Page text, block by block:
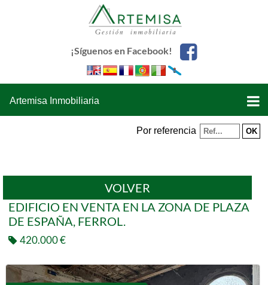
¡Síguenos en Facebook!
Artemisa Inmobiliaria
Por referencia
VOLVER
EDIFICIO EN VENTA EN LA ZONA DE PLAZA
DE ESPAÑA, FERROL.
420.000 €